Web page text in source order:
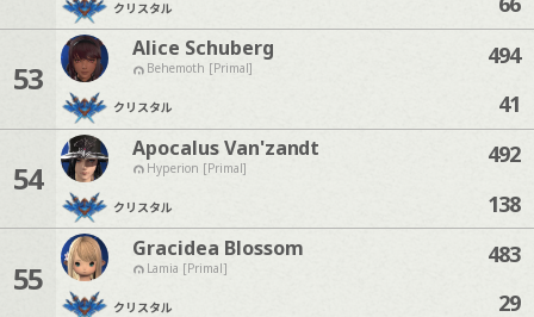
クリスタル
53
Alice Schuberg
Behemoth [Primal]
クリスタル
494
41
54
Apocalus Van'zandt
Hyperion [Primal]
クリスタル
492
138
55
Gracidea Blossom
Lamia [Primal]
クリスタル
483
29